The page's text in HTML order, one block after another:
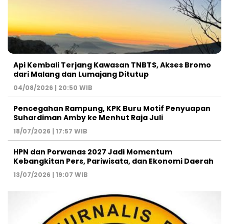
Api Kembali Terjang Kawasan TNBTS, Akses Bromo
dari Malang dan Lumajang Ditutup
04/08/2026 | 20:50 WIB
Pencegahan Rampung, KPK Buru Motif Penyuapan
Suhardiman Amby ke Menhut Raja Juli
18/07/2026 | 17:57 WIB
HPN dan Porwanas 2027 Jadi Momentum
Kebangkitan Pers, Pariwisata, dan Ekonomi Daerah
13/07/2026 | 19:07 WIB